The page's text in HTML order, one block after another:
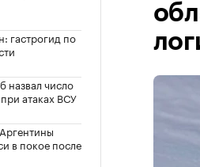
гастрогид по
назвал число
атаках ВСУ
в покое после